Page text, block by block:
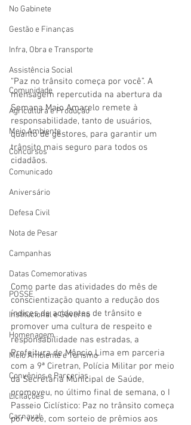
No Gabinete
Gestão e Finanças
Infra, Obra e Transporte
Assistência Social
Comunidade
Agricultura e Produção
Meio Ambiente
Concursos
Comunicado
Aniversário
Defesa Civil
Nota de Pesar
Campanhas
Datas Comemorativas
POSSE
Institucional e Governo
Homenagem
Meio Ambiente e Turismo
Convênios e Parcerias
Licitações
Carnaval
“Paz no trânsito começa por você”. A
mensagem repercutida na abertura da
Semana Maio Amarelo remete à
responsabilidade, tanto de usuários,
quanto de gestores, para garantir um
trânsito mais seguro para todos os
cidadãos.
Como parte das atividades do mês de
conscientização quanto a redução dos
índices de acidentes de trânsito e
promover uma cultura de respeito e
responsabilidade nas estradas, a
Prefeitura de Mâncio Lima em parceria
com a 9ª Ciretran, Polícia Militar por meio
da Secretaria Municipal de Saúde,
promoveu, no último final de semana, o I
Passeio Ciclístico: Paz no trânsito começa
por você, com sorteio de prêmios aos